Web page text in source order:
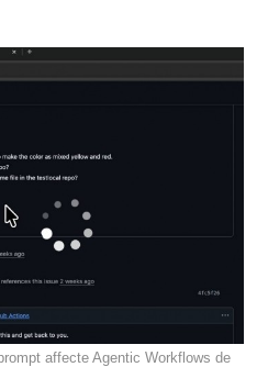
affecte Agentic Workflows de